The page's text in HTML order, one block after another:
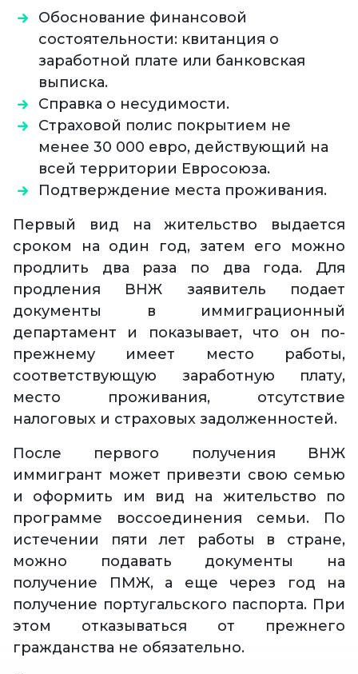
Обоснование финансовой
состоятельности: квитанция о
заработной плате или банковская
выписка.
Справка о несудимости.
Страховой полис покрытием не
менее 30 000 евро, действующий на
всей территории Евросоюза.
Подтверждение места проживания.
Первый вид на жительство выдается
сроком на один год, затем его можно
продлить два раза по два года. Для
продления ВНЖ заявитель подает
документы в иммиграционный
департамент и показывает, что он по-
прежнему имеет место работы,
соответствующую заработную плату,
место проживания, отсутствие
налоговых и страховых задолженностей.
После первого получения ВНЖ
иммигрант может привезти свою семью
и оформить им вид на жительство по
программе воссоединения семьи. По
истечении пяти лет работы в стране,
можно подавать документы на
получение ПМЖ, а еще через год на
получение португальского паспорта. При
этом отказываться от прежнего
гражданства не обязательно.